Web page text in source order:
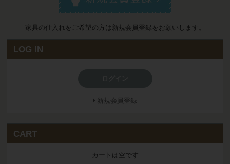
家具の仕入れをご希望の方は新規会員登録をお願いします。
LOG IN
新規会員登録
CART
カートは空です